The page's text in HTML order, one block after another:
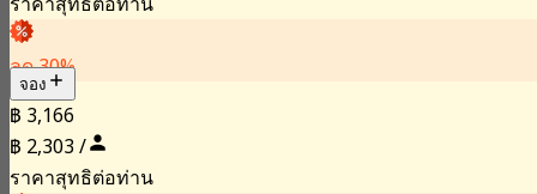
ลด 30%
จอง
฿ 3,166
฿ 2,303 /
ราคาสุทธิต่อท่าน